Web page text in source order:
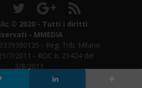
© 2020 - Tutti i diritti
- MMEDIA
- Reg. Trib. Milano
7/2011 - ROC n. 21424 del
3/8/2011